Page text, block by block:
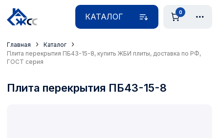
КАТАЛОГ 0
Главная › Каталог ›
Плита перекрытия ПБ43-15-8, купить ЖБИ плиты, доставка по РФ,
ГОСТ серия
Плита перекрытия ПБ43-15-8